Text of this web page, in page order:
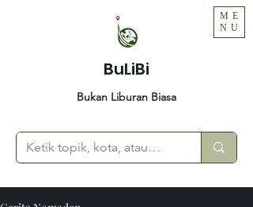
ME
NU
BuLiBi
Bukan Liburan Biasa